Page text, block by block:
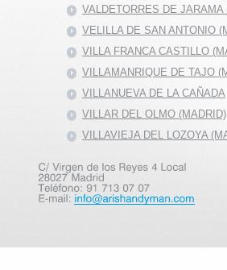
VALDETORRES DE JARAMA
VELILLA DE SAN ANTONIO
VILLA FRANCA CASTILLO
VILLAMANRIQUE DE TAJO
VILLANUEVA DE LA CAÑADA
VILLAR DEL OLMO (MADRID)
VILLAVIEJA DEL LOZOYA